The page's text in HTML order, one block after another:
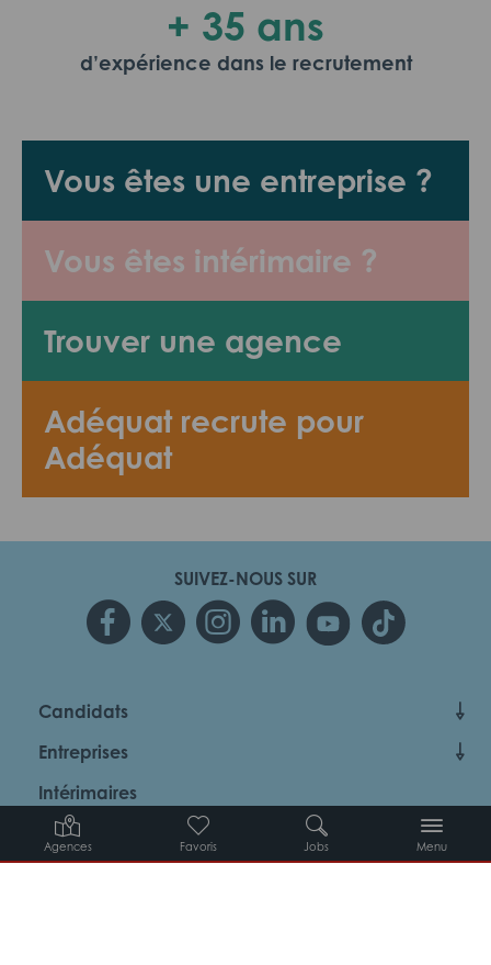
Agences Favoris Jobs Menu
Vous êtes une entreprise ?
Vous êtes intérimaire ?
Trouver une agence
Adéquat recrute pour
Adéquat
+ 35 ans
d’expérience dans le recrutement
SUIVEZ-NOUS SUR
Candidats
Entreprises
Intérimaires
À propos d’Adéquat